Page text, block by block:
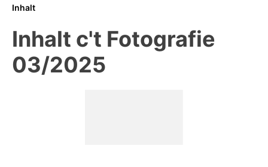
Inhalt
Inhalt c't Fotografie
03/2025